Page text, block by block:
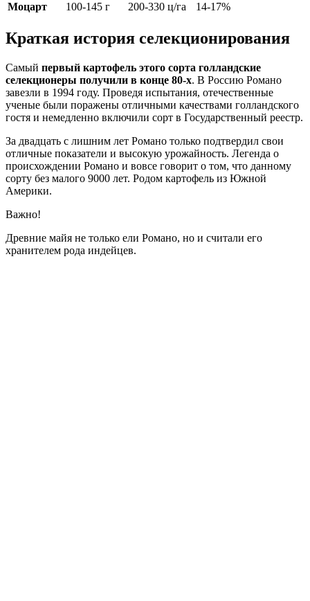
Моцарт
100-145 г 200-330 ц/га 14-17%
Краткая история селекционирования
Самый первый картофель этого сорта голландские
селекционеры получили в конце 80-х. В Россию Романо
завезли в 1994 году. Проведя испытания, отечественные
ученые были поражены отличными качествами голландского
гостя и немедленно включили сорт в Государственный реестр.
За двадцать с лишним лет Романо только подтвердил свои
отличные показатели и высокую урожайность. Легенда о
происхождении Романо и вовсе говорит о том, что данному
сорту без малого 9000 лет. Родом картофель из Южной
Америки.
Важно!
Древние майя не только ели Романо, но и считали его
хранителем рода индейцев.